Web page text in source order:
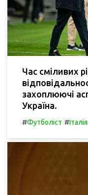
Час сміливих
захоплюючі
Україна.
#Футболіст #Італія